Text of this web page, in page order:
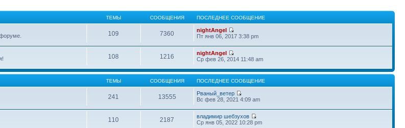
ТЕМЫ СООБЩЕНИЯ ПОСЛЕДНЕЕ СООБЩЕНИЕ
109 7360
nightAngel
Пт янв 06, 2017 3:38 pm
108 1216
nightAngel
Ср фев 26, 2014 11:48 am
ТЕМЫ СООБЩЕНИЯ ПОСЛЕДНЕЕ СООБЩЕНИЕ
241 13555
Рваный_ветер
Вс фев 28, 2021 4:09 am
110 2187
владимир шебзухов
Ср янв 05, 2022 10:28 pm